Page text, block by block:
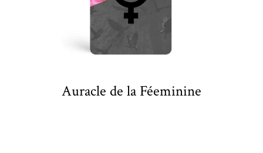
Auracle de la Féeminine